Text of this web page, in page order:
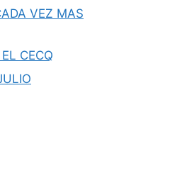
VEZ MAS
CECQ